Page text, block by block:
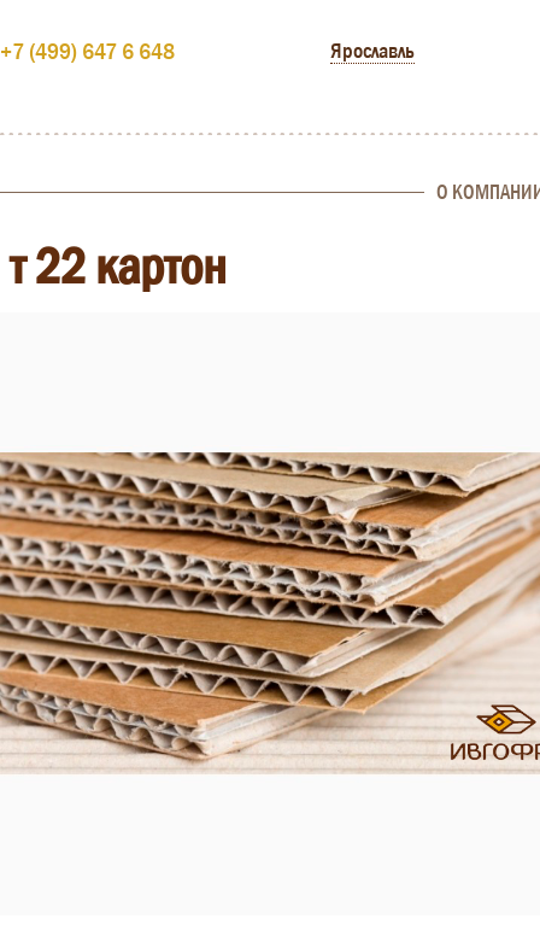
+7 (499) 647 6 648 Ярославль
О
т 22 картон